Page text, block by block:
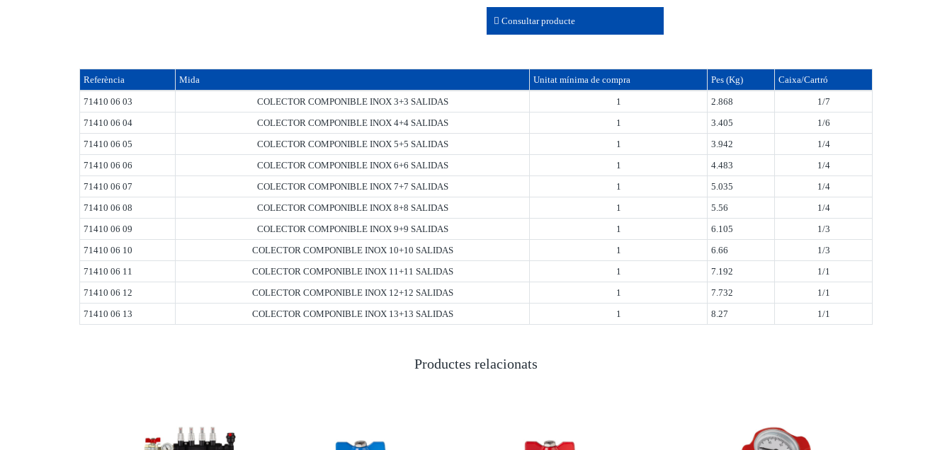
Consultar producte
Referència Mida Unitat mínima de compra Pes (Kg) Caixa/Cartró
71410 06 03 COLECTOR COMPONIBLE INOX 3+3 SALIDAS 1 2.868
1/7
71410 06 04
COLECTOR COMPONIBLE INOX 4+4 SALIDAS 1 3.405
1/6
71410 06 05
COLECTOR COMPONIBLE INOX 5+5 SALIDAS 1 3.942
1/4
71410 06 06
COLECTOR COMPONIBLE INOX 6+6 SALIDAS 1 4.483
1/4
71410 06 07
COLECTOR COMPONIBLE INOX 7+7 SALIDAS 1 5.035
1/4
71410 06 08
COLECTOR COMPONIBLE INOX 8+8 SALIDAS 1 5.56
1/4
71410 06 09
COLECTOR COMPONIBLE INOX 9+9 SALIDAS 1 6.105
1/3
71410 06 10
COLECTOR COMPONIBLE INOX 10+10 SALIDAS 1 6.66
1/3
71410 06 11
COLECTOR COMPONIBLE INOX 11+11 SALIDAS 1 7.192
1/1
71410 06 12
COLECTOR COMPONIBLE INOX 12+12 SALIDAS 1 7.732
1/1
71410 06 13
COLECTOR COMPONIBLE INOX 13+13 SALIDAS 1 8.27 1/1
Productes relacionats